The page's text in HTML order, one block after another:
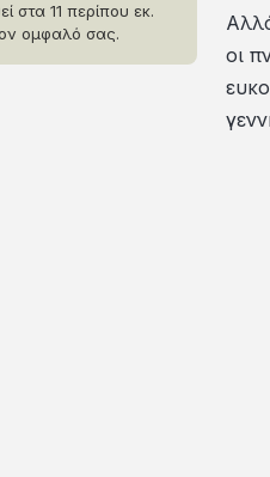
στα 11 περίπου εκ.
ομφαλό σας.
οι